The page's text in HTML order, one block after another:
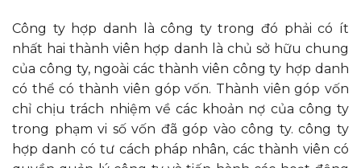
Công ty hợp danh là công ty trong đó phải có ít
nhất hai thành viên hợp danh là chủ sở hữu chung
của công ty, ngoài các thành viên công ty hợp danh
có thể có thành viên góp vốn. Thành viên góp vốn
chỉ chịu trách nhiệm về các khoản nợ của công ty
trong phạm vi số vốn đã góp vào công ty. công ty
hợp danh có tư cách pháp nhân, các thành viên có